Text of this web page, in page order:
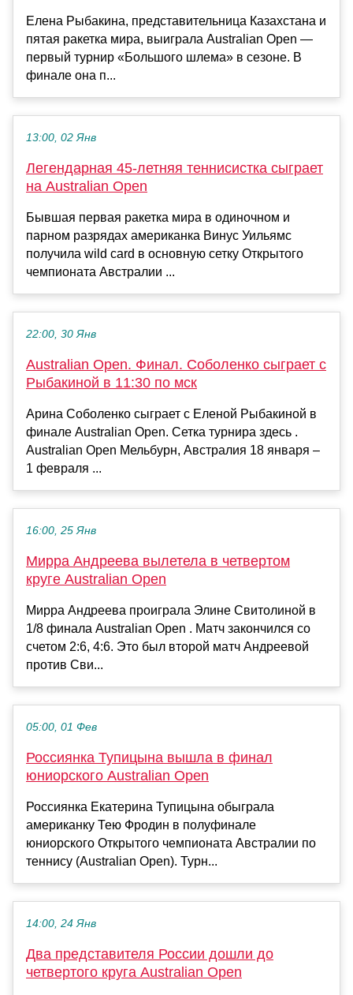
Елена Рыбакина, представительница Казахстана и
пятая ракетка мира, выиграла Australian Open —
первый турнир «Большого шлема» в сезоне. В
финале она п...
13:00, 02 Янв
Легендарная 45-летняя теннисистка сыграет
на Australian Open
Бывшая первая ракетка мира в одиночном и
парном разрядах американка Винус Уильямс
получила wild card в основную сетку Открытого
чемпионата Австралии ...
22:00, 30 Янв
Australian Open. Финал. Соболенко сыграет с
Рыбакиной в 11:30 по мск
Арина Соболенко сыграет с Еленой Рыбакиной в
финале Australian Open. Сетка турнира здесь .
Australian Open Мельбурн, Австралия 18 января –
1 февраля ...
16:00, 25 Янв
Мирра Андреева вылетела в четвертом
круге Australian Open
Мирра Андреева проиграла Элине Свитолиной в
1/8 финала Australian Open . Матч закончился со
счетом 2:6, 4:6. Это был второй матч Андреевой
против Сви...
05:00, 01 Фев
Россиянка Тупицына вышла в финал
юниорского Australian Open
Россиянка Екатерина Тупицына обыграла
американку Тею Фродин в полуфинале
юниорского Открытого чемпионата Австралии по
теннису (Australian Open). Турн...
14:00, 24 Янв
Два представителя России дошли до
четвертого круга Australian Open